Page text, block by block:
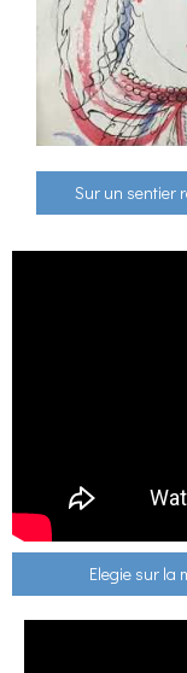
Sur un sentier
Elegie sur la